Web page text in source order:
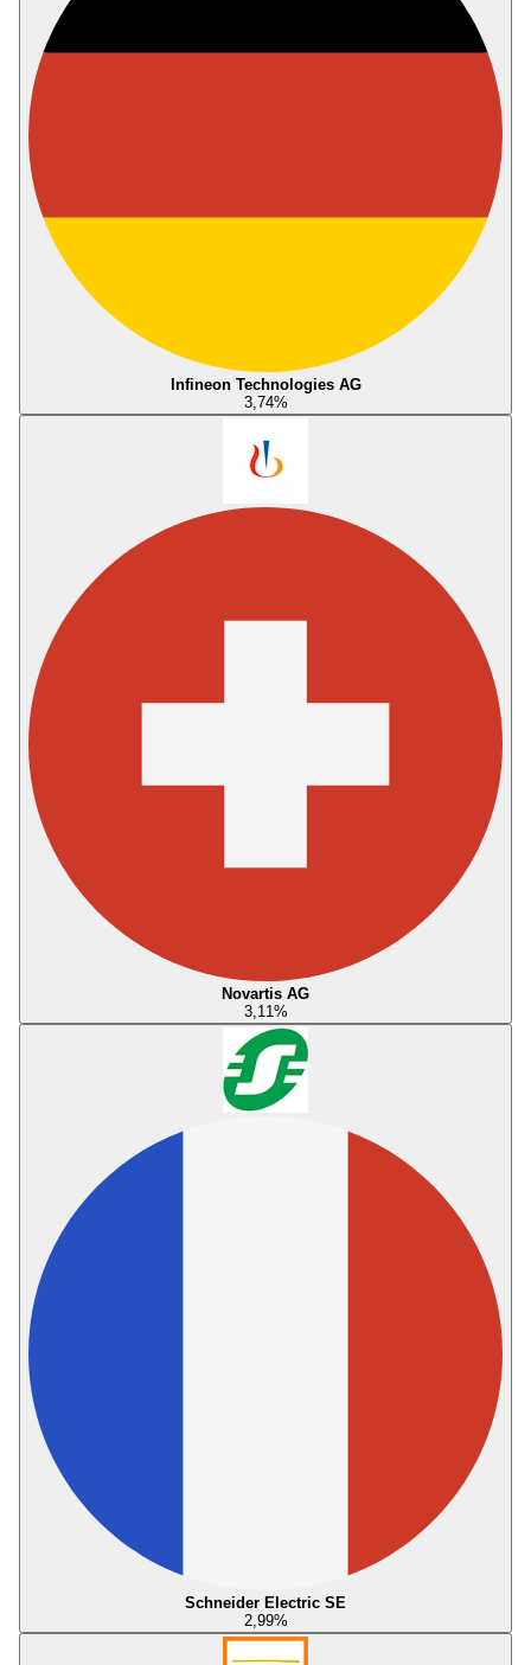
Infineon Technologies AG
3,74%
Novartis AG
3,11%
Schneider Electric SE
2,99%